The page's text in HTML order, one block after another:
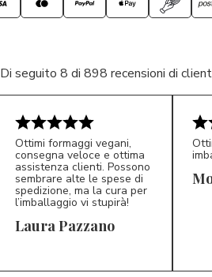
Di seguito 8 di 898 recensioni di
LP 5/5
Ottimi formaggi vegani,
consegna veloce e ottima
assistenza clienti. Possono
sembrare alte le spese di
spedizione, ma la cura per
l’imballaggio vi stupirà!
Laura Pazzano